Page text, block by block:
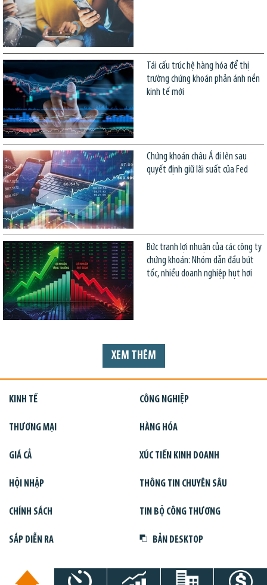
Tái cấu trúc hệ hàng hóa để thị
trường chứng khoán phản ánh nền
kinh tế mới
Chứng khoán châu Á đi lên sau
quyết định giữ lãi suất của Fed
Bức tranh lợi nhuận của các công ty
chứng khoán: Nhóm dẫn đầu bứt
tốc, nhiều doanh nghiệp hụt hơi
XEM THÊM
KINH TẾ CÔNG NGHIỆP
THƯƠNG MẠI HÀNG HÓA
GIÁ CẢ XÚC TIẾN KINH DOANH
HỘI NHẬP THÔNG TIN CHUYÊN SÂU
CHÍNH SÁCH TIN BỘ CÔNG THƯƠNG
SẮP DIỄN RA BẢN DESKTOP